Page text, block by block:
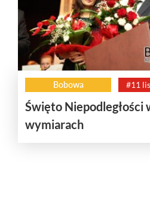
Bobowa #11
Święto Niepodległości
wymiarach